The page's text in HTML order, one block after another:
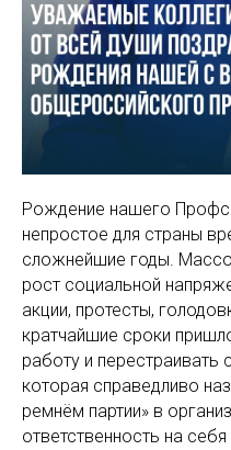
Рождение нашего
непростое для страны
сложнейшие годы.
рост социальной
акции, протесты,
кратчайшие сроки
работу и перестраивать
которая справедливо
ремнём партии» в
ответственность на